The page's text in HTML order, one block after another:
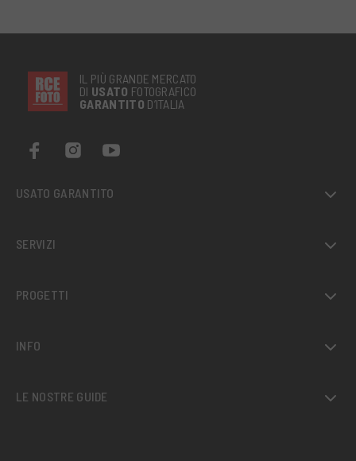
IL PIÙ GRANDE MERCATO
DI USATO FOTOGRAFICO
GARANTITO D’ITALIA
USATO GARANTITO
SERVIZI
PROGETTI
INFO
LE NOSTRE GUIDE